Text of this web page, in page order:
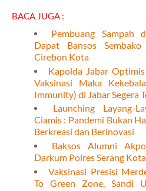
BACA JUGA :
Pembuang Sampah
Dapat Bansos
Cirebon Kota
Kapolda Jabar
Vaksinasi Maka
Immunity) di Jabar Segera
Launching Layang-
Ciamis : Pandemi Bukan
Berkreasi dan Berinovasi
Baksos Alumni
Darkum Polres Serang Kota
Vaksinasi Presisi
To Green Zone, Sandi